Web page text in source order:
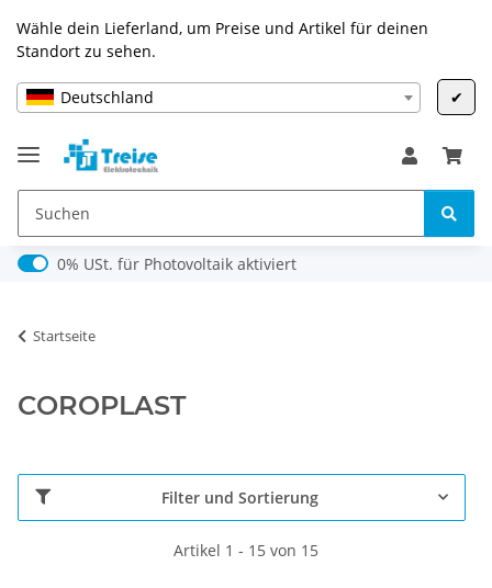
Wähle dein Lieferland, um Preise und Artikel für deinen
Standort zu sehen.
Deutschland ✔
0% USt. für Photovoltaik (§ 12 Abs. 3 UStG)
0% USt. für Photovoltaik aktiviert
Startseite
COROPLAST
Filter und Sortierung
Artikel 1 - 15 von 15